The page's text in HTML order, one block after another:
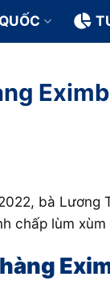
bà
chấp lùm xùm